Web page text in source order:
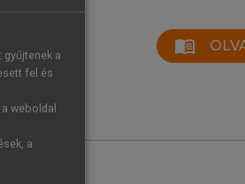
menu_book
a
fel és
weboldal
a